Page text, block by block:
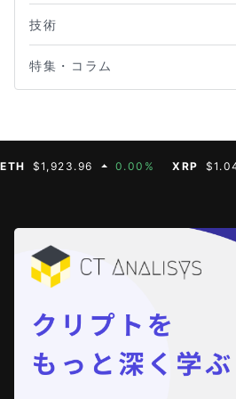
技術
特集・コラム
$1,923.96 0.00% XRP $1.04